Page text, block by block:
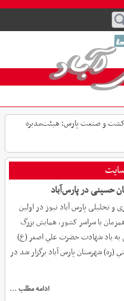
و صنعت پارس؛ هیئت‌مدیره
حسینی در پارس‌آباد
و تحلیلی پارس آباد نیوز در اولین
با سراسر کشور، همايش بزرگ
به ياد شهادت حضرت علي اصغر (ع)
(ره) شهرستان پارس آباد برگزار شد در
ادامه مطلب ...